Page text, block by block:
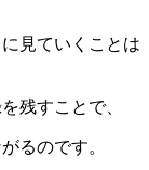
見ていくことは
残すことで、
るのです。